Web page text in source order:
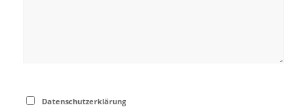
Datenschutzerklärung